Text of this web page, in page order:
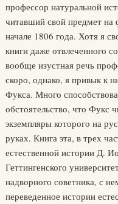
профессор натуральной
читавший свой предмет на
начале 1806 года. Хотя я
книги даже отвлеченного
вообще изустная речь
скоро, однако, я привык к
Фукса. Много
обстоятельство, что Фукс
экземпляры которого на
руках. Книга эта, в трех
естественной истории Д.
Геттингенского
надворного советника, с
переведенное истории